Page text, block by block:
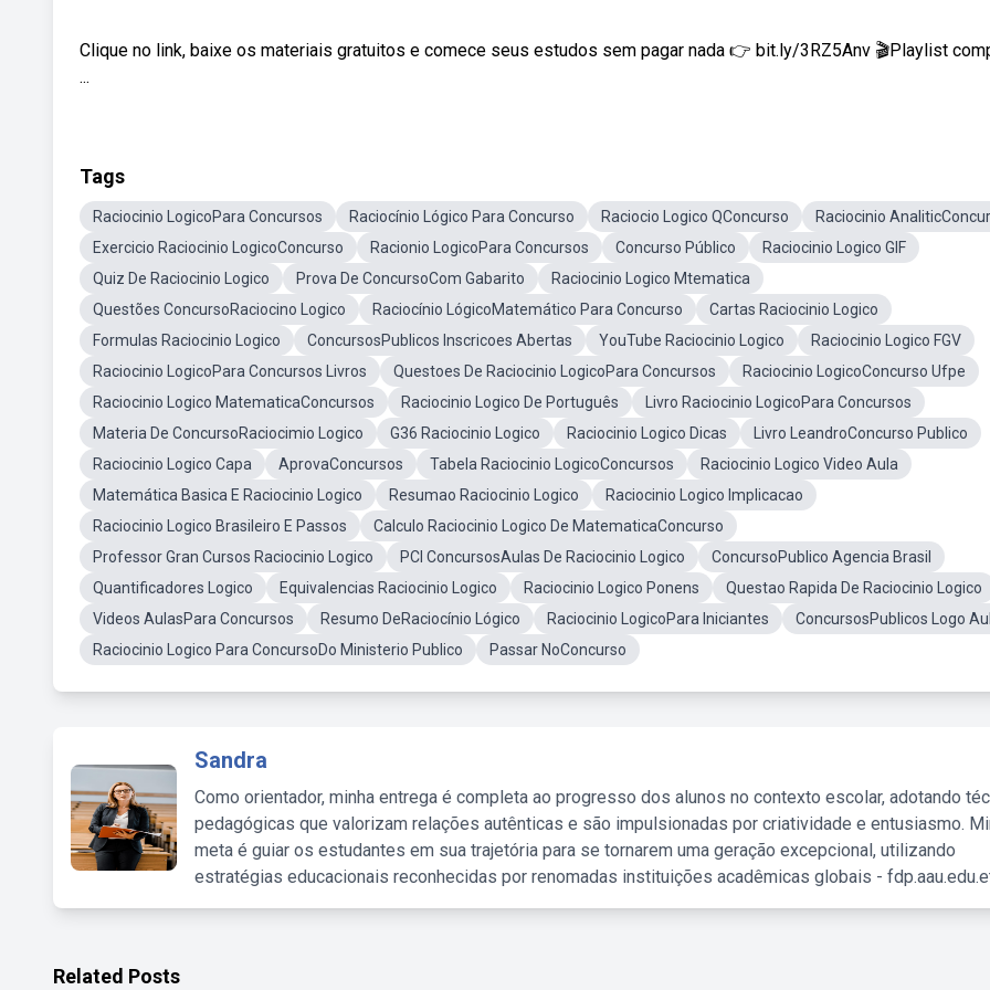
Clique no link, baixe os materiais gratuitos e comece seus estudos sem pagar nada 👉 bit.ly/3RZ5Anv 🎬Playlist
...
Tags
Raciocinio LogicoPara Concursos Raciocínio Lógico Para Concurso Raciocio Logico QConcurso
Raciocinio
Exercicio Raciocinio LogicoConcurso
Racionio LogicoPara Concursos Concurso Público
Raciocinio Logico GIF
Quiz De Raciocinio Logico
Prova De ConcursoCom Gabarito
Raciocinio Logico Mtematica
Questões ConcursoRaciocino Logico
Raciocínio LógicoMatemático Para Concurso
Cartas Raciocinio Logico
Formulas Raciocinio Logico
ConcursosPublicos Inscricoes Abertas YouTube Raciocinio Logico
Raciocinio Logico FGV
Raciocinio LogicoPara Concursos Livros
Questoes De Raciocinio LogicoPara Concursos
Raciocinio LogicoConcurso Ufpe
Raciocinio Logico MatematicaConcursos
Raciocinio Logico De Português
Livro Raciocinio LogicoPara Concursos
Materia De ConcursoRaciocimio Logico
G36 Raciocinio Logico Raciocinio Logico Dicas
Livro LeandroConcurso Publico
Raciocinio Logico Capa
AprovaConcursos Tabela Raciocinio LogicoConcursos
Raciocinio Logico Video Aula
Matemática Basica E Raciocinio Logico
Resumao Raciocinio Logico
Raciocinio Logico Implicacao
Raciocinio Logico Brasileiro E Passos
Calculo Raciocinio Logico De MatematicaConcurso
Professor Gran Cursos Raciocinio Logico
PCI ConcursosAulas De Raciocinio Logico
ConcursoPublico Agencia Brasil
Quantificadores Logico
Equivalencias Raciocinio Logico Raciocinio Logico Ponens
Questao Rapida De Raciocinio Logico
Videos AulasPara Concursos
Resumo DeRaciocínio Lógico Raciocinio LogicoPara Iniciantes
ConcursosPublicos Logo
Raciocinio Logico Para ConcursoDo Ministerio Publico
Passar NoConcurso
Sandra
Como orientador, minha entrega é completa ao progresso dos alunos no contexto escolar, adotando
pedagógicas que valorizam relações autênticas e são impulsionadas por criatividade e entusiasmo.
meta é guiar os estudantes em sua trajetória para se tornarem uma geração excepcional, utilizando
estratégias educacionais reconhecidas por renomadas instituições acadêmicas globais -
Related Posts